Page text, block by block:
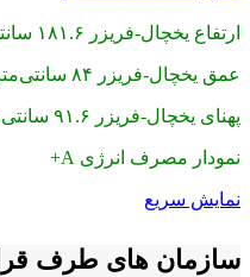
ارتفاع یخچال-فریزر ۱۸۱.۶ سانتی‌متر
عمق یخچال-فریزر ۸۴ سانتی‌متر
پهنای یخچال-فریزر ۹۱.۶ سانتی‌متر
نمودار مصرف انرژی A+
نمایش سریع
سازمان های طرف